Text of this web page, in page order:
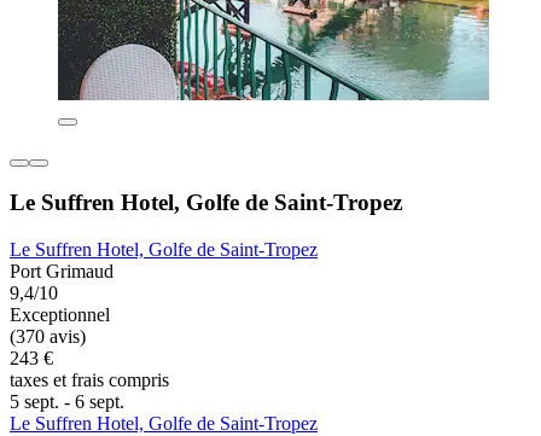
Le Suffren Hotel, Golfe de Saint-Tropez
Le Suffren Hotel, Golfe de Saint-Tropez
Port Grimaud
9,4/10
Exceptionnel
(370 avis)
243 €
taxes et frais compris
5 sept. - 6 sept.
Le Suffren Hotel, Golfe de Saint-Tropez